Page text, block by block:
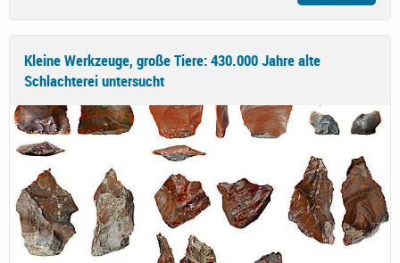
Kleine Werkzeuge, große Tiere: 430.000 Jahre alte
Schlachterei untersucht